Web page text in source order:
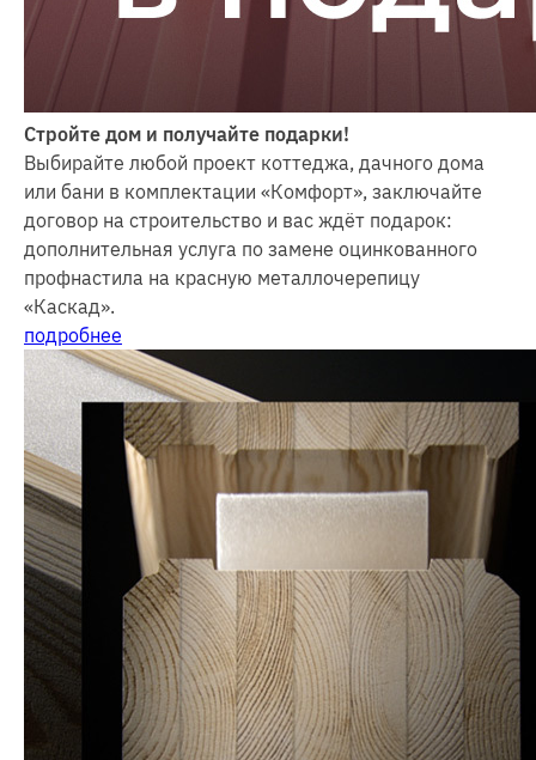
Стройте дом и получайте подарки!
Выбирайте любой проект коттеджа, дачного дома
или бани в комплектации «Комфорт», заключайте
договор на строительство и вас ждёт подарок:
дополнительная услуга по замене оцинкованного
профнастила на красную металлочерепицу
«Каскад».
подробнее